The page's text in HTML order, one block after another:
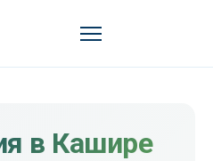
в Кашире